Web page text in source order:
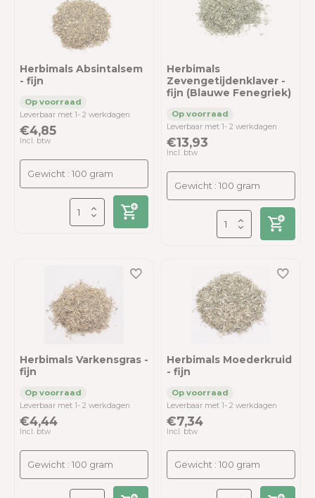
Herbimals Absintalsem
- fijn
Leverbaar met 1- 2 werkdagen
€4,85
Incl. btw
Herbimals
Zevengetijdenklaver -
fijn (Blauwe Fenegriek)
Leverbaar met 1- 2 werkdagen
€13,93
Incl. btw
Herbimals Varkensgras -
fijn
Leverbaar met 1- 2 werkdagen
€4,44
Incl. btw
Herbimals Moederkruid
- fijn
Leverbaar met 1- 2 werkdagen
€7,34
Incl. btw